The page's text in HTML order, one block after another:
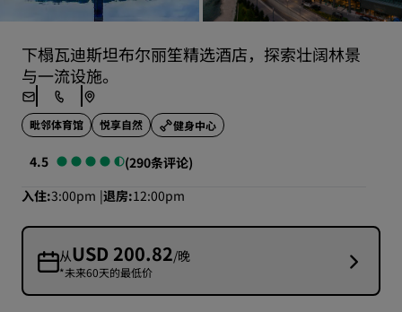
下榻瓦迪斯坦布尔丽笙精选酒店，探索壮阔林景
与一流设施。
毗邻体育馆 悦享自然 健身中心
4.5
(290条评论)
入住 3:00pm 退房 12:00pm
从USD 200.82/晚
*未来60天的最低价